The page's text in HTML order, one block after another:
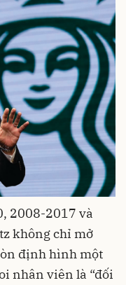
2008-2017 và
không chỉ mở
định hình một
nhân viên là “đối